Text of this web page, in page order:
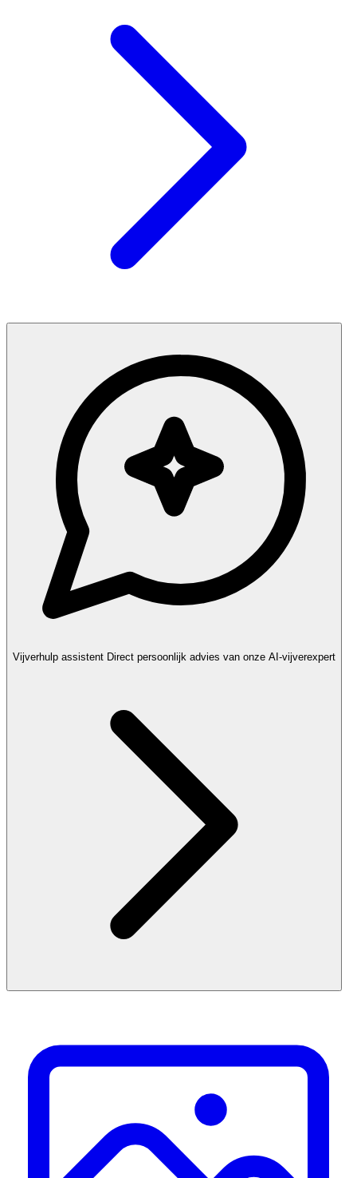
Vijverhulp assistent Direct persoonlijk advies van onze AI-vijverexpert